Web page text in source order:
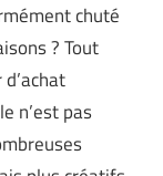
chuté
? Tout
n’est pas